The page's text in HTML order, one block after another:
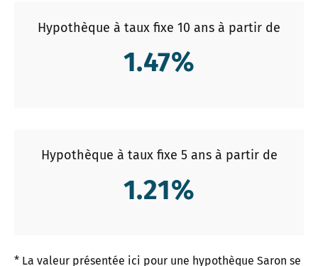
Hypothèque à taux fixe 10 ans à partir de
1.47%
Hypothèque à taux fixe 5 ans à partir de
1.21%
* La valeur présentée ici pour une hypothèque Saron se